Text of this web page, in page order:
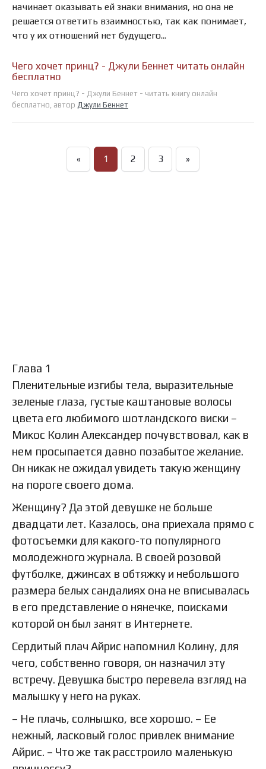
начинает оказывать ей знаки внимания, но она не
решается ответить взаимностью, так как понимает,
что у их отношений нет будущего...
Чего хочет принц? - Джули Беннет читать онлайн
бесплатно
Чего хочет принц? - Джули Беннет - читать книгу онлайн
бесплатно, автор Джули Беннет
« 1 2 3 »
Глава 1
Пленительные изгибы тела, выразительные
зеленые глаза, густые каштановые волосы
цвета его любимого шотландского виски –
Микос Колин Александер почувствовал, как в
нем просыпается давно позабытое желание.
Он никак не ожидал увидеть такую женщину
на пороге своего дома.
Женщину? Да этой девушке не больше
двадцати лет. Казалось, она приехала прямо с
фотосъемки для какого-то популярного
молодежного журнала. В своей розовой
футболке, джинсах в обтяжку и небольшого
размера белых сандалиях она не вписывалась
в его представление о нянечке, поисками
которой он был занят в Интернете.
Сердитый плач Айрис напомнил Колину, для
чего, собственно говоря, он назначил эту
встречу. Девушка быстро перевела взгляд на
малышку у него на руках.
– Не плачь, солнышко, все хорошо. – Ее
нежный, ласковый голос привлек внимание
Айрис. – Что же так расстроило маленькую